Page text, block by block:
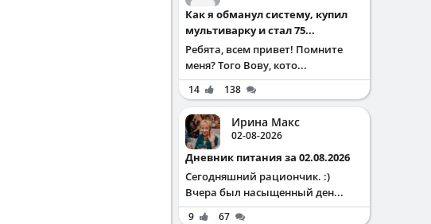
Как я обманул систему, купил
мультиварку и стал 75...
Ребята, всем привет! Помните
меня? Того Вову, кото...
14 138
Ирина Макс
02-08-2026
Дневник питания за 02.08.2026
Сегодняшний рациончик. :)
Вчера был насыщенный ден...
9 67